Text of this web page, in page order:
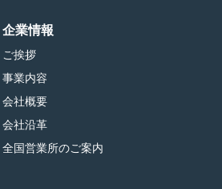
企業情報
ご挨拶
事業内容
会社概要
会社沿革
全国営業所のご案内